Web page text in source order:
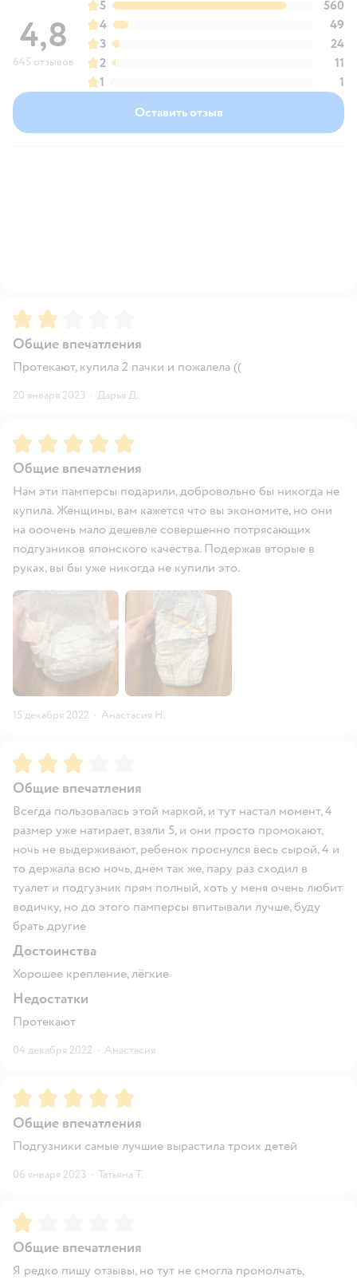
4,8
645 отзывов
5
560
4
49
3
24
2
11
1
1
Оставить отзыв
Рейтинг:
Общие впечатления
Протекают, купила 2 пачки и пожалела ((
20 января 2023 · Дарья Д.
Рейтинг:5
Общие впечатления
Нам эти памперсы подарили, добровольно бы никогда не
купила. Женщины, вам кажется что вы экономите, но они
на ооочень мало дешевле совершенно потрясающих
подгузников японского качества. Подержав вторые в
руках, вы бы уже никогда не купили это.
15 декабря 2022 · Анастасия Н.
Рейтинг:3
Общие впечатления
Всегда пользовалась этой маркой, и тут настал момент, 4
размер уже натирает, взяли 5, и они просто промокают,
ночь не выдерживают, ребенок проснулся весь сырой, 4 и
то держала всю ночь, днём так же, пару раз сходил в
туалет и подгузник прям полный, хоть у меня очень любит
водичку, но до этого памперсы впитывали лучше, буду
брать другие
Достоинства
Хорошее крепление, лёгкие
Недостатки
Протекают
04 декабря 2022 · Анастасия
Рейтинг:5
Общие впечатления
Подгузники самые лучшие вырастила троих детей
06 января 2023 · Татьяна Т.
Рейтинг:
Общие впечатления
Я редко пишу отзывы, но тут не смогла промолчать,